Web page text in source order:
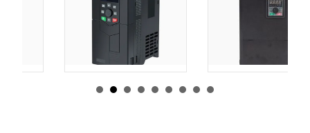
admin |30 1 月,
2026
admin |29 1 月,